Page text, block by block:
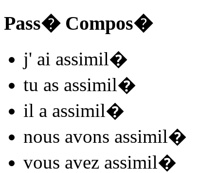
Pass� Compos�
j' ai assimil�
tu as assimil�
il a assimil�
nous avons assimil�
vous avez assimil�